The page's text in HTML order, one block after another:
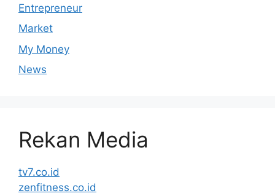
Entrepreneur
Market
My Money
News
Rekan Media
tv7.co.id
zenfitness.co.id